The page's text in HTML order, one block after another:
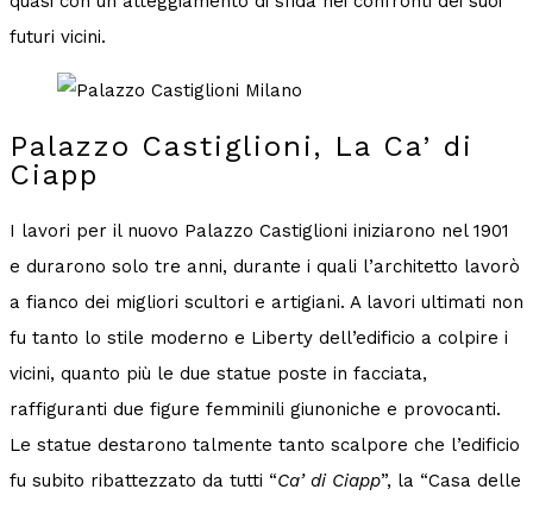
futuri vicini.
Palazzo Castiglioni, La Ca’ di
Ciapp
I lavori per il nuovo Palazzo Castiglioni iniziarono nel 1901
e durarono solo tre anni, durante i quali l’architetto lavorò
a fianco dei migliori scultori e artigiani. A lavori ultimati non
fu tanto lo stile moderno e Liberty dell’edificio a colpire i
vicini, quanto più le due statue poste in facciata,
raffiguranti due figure femminili giunoniche e provocanti.
Le statue destarono talmente tanto scalpore che l’edificio
fu subito ribattezzato da tutti “Ca’ di Ciapp”, la “Casa delle